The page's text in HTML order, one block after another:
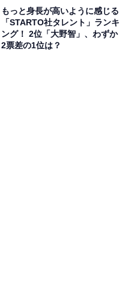
上波特番『キテレツキテ
日より2週連続で放送さ
ちや恋愛観を当てる二
数派を選んで勝利したメ
もっと身長が高いように感じる
「STARTO社タレント」ランキ
ング！ 2位「大野智」、わずか
2票差の1位は？